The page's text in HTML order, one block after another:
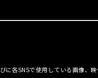
に各SNSで使用している画像、